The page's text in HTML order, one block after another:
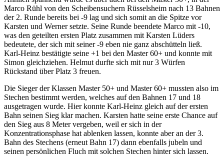
Marco Rühl von den Scheibensuchern Rüsselsheim nach 13 Bahnen
der 2. Runde bereits bei -9 lag und sich somit an die Spitze vor
Karsten und Werner setzte. Seine Runde beendete Marco mit -10,
was den geteilten ersten Platz zusammen mit Karsten Lüders
bedeutete, der sich mit seiner -9 eben nie ganz abschütteln ließ.
Karl-Heinz bestätigte seine +1 bei den Master 60+ und konnte mit
Simon gleichziehen. Helmut durfte sich mit nur 3 Würfen
Rückstand über Platz 3 freuen.
Die Sieger der Klassen Master 50+ und Master 60+ mussten also im
Stechen bestimmt werden, welches auf den Bahnen 17 und 18
ausgetragen wurde. Hier konnte Karl-Heinz gleich auf der ersten
Bahn seinen Sieg klar machen. Karsten hatte seine erste Chance auf
den Sieg aus 8 Meter vergeben, weil er sich in der
Konzentrationsphase hat ablenken lassen, konnte aber an der 3.
Bahn des Stechens (erneut Bahn 17) dann ebenfalls jubeln und
seinen persönlichen Fluch mit solchen Stechen hinter sich lassen.